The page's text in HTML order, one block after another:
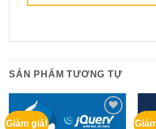
SẢN PHẨM TƯƠNG TỰ
Giảm giá!